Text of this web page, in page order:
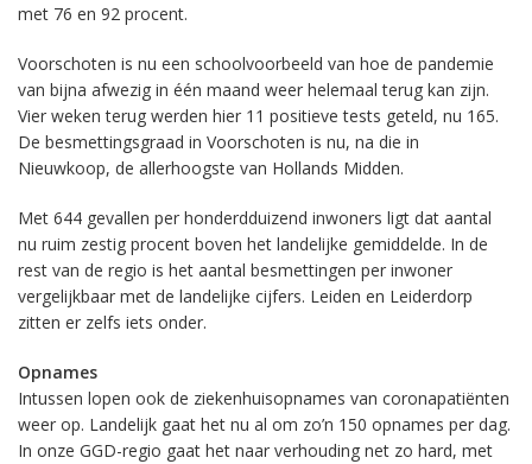
met 76 en 92 procent.
Voorschoten is nu een schoolvoorbeeld van hoe de pandemie
van bijna afwezig in één maand weer helemaal terug kan zijn.
Vier weken terug werden hier 11 positieve tests geteld, nu 165.
De besmettingsgraad in Voorschoten is nu, na die in
Nieuwkoop, de allerhoogste van Hollands Midden.
Met 644 gevallen per honderdduizend inwoners ligt dat aantal
nu ruim zestig procent boven het landelijke gemiddelde. In de
rest van de regio is het aantal besmettingen per inwoner
vergelijkbaar met de landelijke cijfers. Leiden en Leiderdorp
zitten er zelfs iets onder.
Opnames
Intussen lopen ook de ziekenhuisopnames van coronapatiënten
weer op. Landelijk gaat het nu al om zo’n 150 opnames per dag.
In onze GGD-regio gaat het naar verhouding net zo hard, met